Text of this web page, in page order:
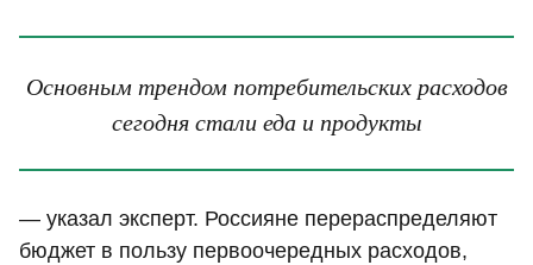
Основным трендом потребительских расходов
сегодня стали еда и продукты
— указал эксперт. Россияне перераспределяют
бюджет в пользу первоочередных расходов,